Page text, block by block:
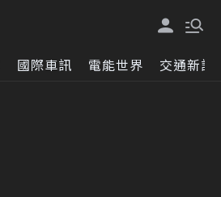
國際車訊 電能世界 交通新訊